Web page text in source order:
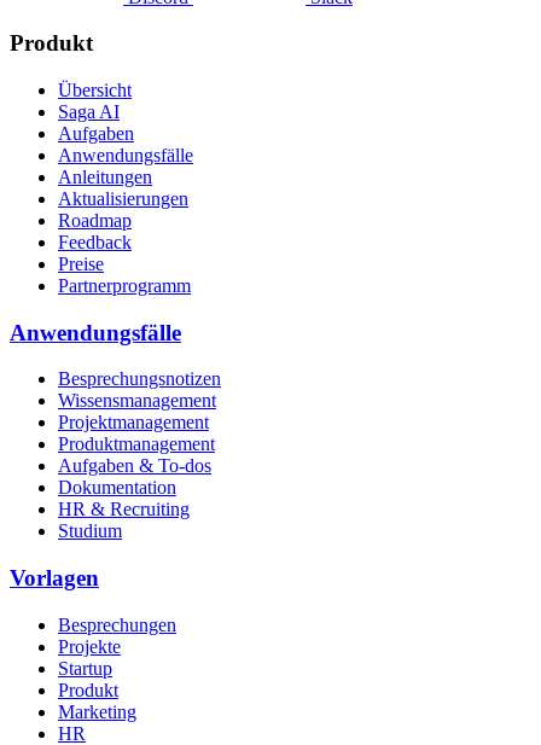
Produkt
Übersicht
Saga AI
Aufgaben
Anwendungsfälle
Anleitungen
Aktualisierungen
Roadmap
Feedback
Preise
Partnerprogramm
Anwendungsfälle
Besprechungsnotizen
Wissensmanagement
Projektmanagement
Produktmanagement
Aufgaben & To-dos
Dokumentation
HR & Recruiting
Studium
Vorlagen
Besprechungen
Projekte
Startup
Produkt
Marketing
HR